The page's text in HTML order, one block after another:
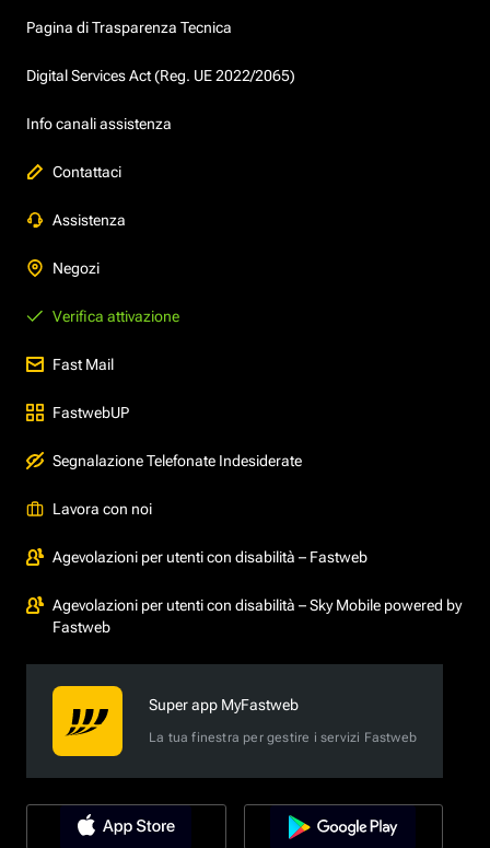
Pagina di Trasparenza Tecnica
Digital Services Act (Reg. UE 2022/2065)
Info canali assistenza
Contattaci
Assistenza
Negozi
Verifica attivazione
Fast Mail
FastwebUP
Segnalazione Telefonate Indesiderate
Lavora con noi
Agevolazioni per utenti con disabilità – Fastweb
Agevolazioni per utenti con disabilità – Sky Mobile powered by
Fastweb
Super app MyFastweb
La tua finestra per gestire i servizi Fastweb